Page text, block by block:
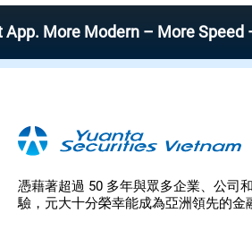
Modern – More Speed – More
憑藉著超過 50 多年與眾多企業、公司
驗，元大十分榮幸能成為亞洲領先的金